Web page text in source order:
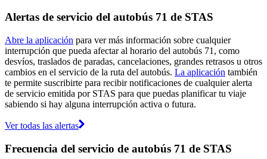
Alertas de servicio del autobús 71 de STAS
Abre la aplicación para ver más información sobre cualquier
interrupción que pueda afectar al horario del autobús 71, como
desvíos, traslados de paradas, cancelaciones, grandes retrasos u otros
cambios en el servicio de la ruta del autobús. La aplicación también
te permite suscribirte para recibir notificaciones de cualquier alerta
de servicio emitida por STAS para que puedas planificar tu viaje
sabiendo si hay alguna interrupción activa o futura.
Ver todas las alertas
Frecuencia del servicio de autobús 71 de STAS